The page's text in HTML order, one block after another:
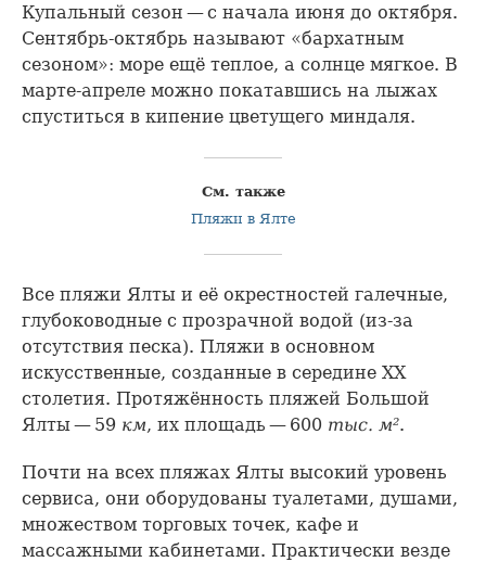
Купальный сезон — с начала июня до октября.
Сентябрь-октябрь называют «бархатным
сезоном»: море ещё теплое, а солнце мягкое. В
марте-апреле можно покатавшись на лыжах
спуститься в кипение цветущего миндаля.
См. также
Пляжи в Ялте
Все пляжи Ялты и её окрестностей галечные,
глубоководные с прозрачной водой (из-за
отсутствия песка). Пляжи в основном
искусственные, созданные в середине XX
столетия. Протяжённость пляжей Большой
Ялты — 59 км, их площадь — 600 тыс. м².
Почти на всех пляжах Ялты высокий уровень
сервиса, они оборудованы туалетами, душами,
множеством торговых точек, кафе и
массажными кабинетами. Практически везде